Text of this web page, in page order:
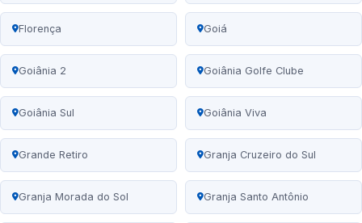
Florença Goiá
Goiânia 2 Goiânia Golfe Clube
Goiânia Sul Goiânia Viva
Grande Retiro Granja Cruzeiro do Sul
Granja Morada do Sol Granja Santo Antônio